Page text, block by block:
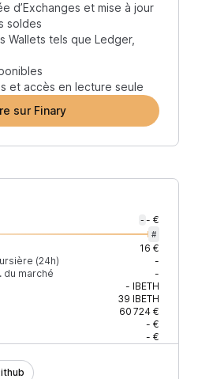
d’Exchanges et mise à jour
soldes
Wallets tels que Ledger,
et accès en lecture seule
sur Finary
- - €
#
16 €
(24h)
-
du marché
-
- IBETH
39 IBETH
60 724 €
- €
- €